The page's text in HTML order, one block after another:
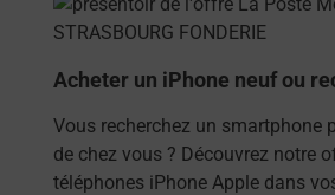
Acheter un iPhone neuf ou
Vous recherchez un smartphone
de chez vous ? Découvrez notre
téléphones iPhone Apple dans